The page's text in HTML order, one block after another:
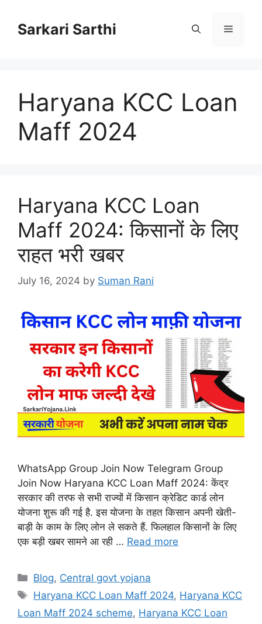
contentSarkari Sarthi Menu
Haryana KCC Loan
Maff 2024
Haryana KCC Loan
Maff 2024: किसानों के लिए
राहत भरी खबर
July 16, 2024 by Suman Rani
WhatsApp Group Join Now Telegram Group
Join Now Haryana KCC Loan Maff 2024: केंद्र
सरकार की तरफ से सभी राज्यों में किसान क्रेडिट कार्ड लोन
योजना शुरू की गई है. इस योजना के तहत किसान अपनी खेती-
बाड़ी के काम के लिए लोन ले सकते हैं. फिलहाल किसानों के लिए
एक बड़ी खबर सामने आ रही … Read more
Categories
Blog, Central govt yojana
Tags
Haryana KCC Loan Maff 2024, Haryana KCC
Loan Maff 2024 scheme, Haryana KCC Loan